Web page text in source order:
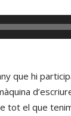
que hi
tot el que